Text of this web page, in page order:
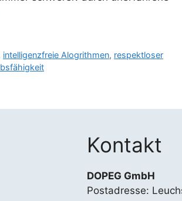
intelligenzfreie Alogrithmen, respektloser
Kontakt
DOPEG GmbH
Postadresse: